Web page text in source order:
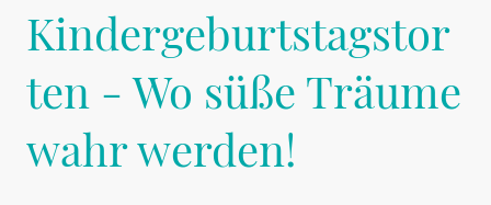
Kindergeburtstagstor
ten - Wo süße Träume
wahr werden!